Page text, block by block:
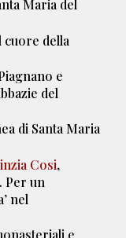
Maria del
della
e
del
di Santa Maria
Cosi,
Per un
nel
e